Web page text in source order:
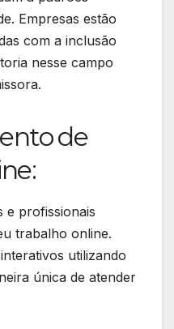
Empresas estão
com a inclusão
nesse campo
de
e profissionais
trabalho online.
utilizando
única de atender